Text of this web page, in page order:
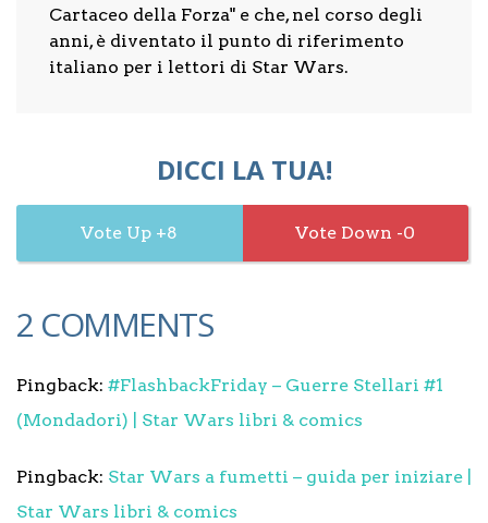
Cartaceo della Forza" e che, nel corso degli
anni, è diventato il punto di riferimento
italiano per i lettori di Star Wars.
DICCI LA TUA!
8 0
2 COMMENTS
Pingback: #FlashbackFriday – Guerre Stellari #1
(Mondadori) | Star Wars libri & comics
Pingback: Star Wars a fumetti – guida per iniziare |
Star Wars libri & comics